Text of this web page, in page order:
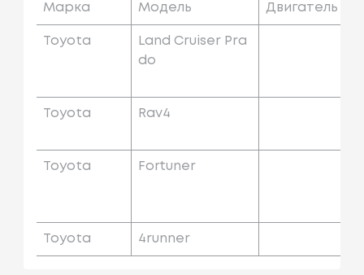
Марка Модель Двигатель
Toyota
Land Cruiser Pra
Do
Toyota Rav4
Toyota Fortuner
Toyota 4runner